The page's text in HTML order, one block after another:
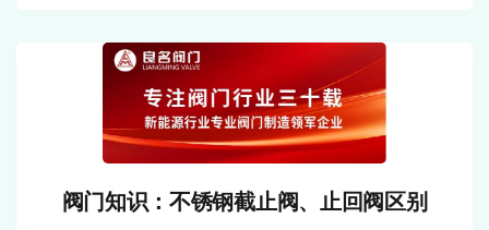
阀门知识：不锈钢截止阀、止回阀区别